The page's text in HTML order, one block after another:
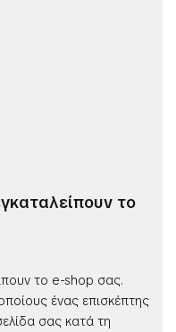
το
το e-shop σας.
ένας επισκέπτης
σας κατά τη